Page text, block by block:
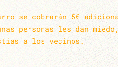
se cobrarán 5€
personas les dan
a los vecinos.